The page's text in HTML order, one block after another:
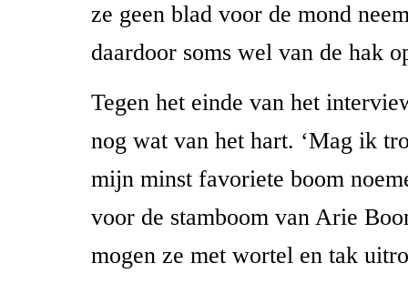
ze geen blad voor de mond
daardoor soms wel van de hak
Tegen het einde van het
nog wat van het hart. ‘Mag ik
mijn minst favoriete boom
voor de stamboom van Arie
mogen ze met wortel en tak